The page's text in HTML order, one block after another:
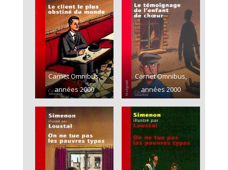
Carnet Omnibus,
années 2000
Carnet Omnibus,
années 2000